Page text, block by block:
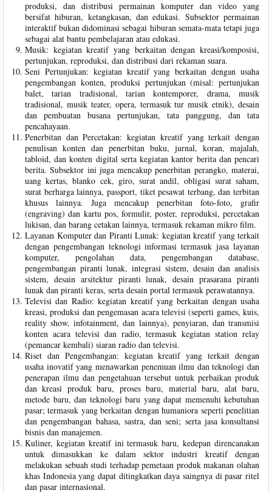
produksi, dan distribusi permainan komputer dan video yang
bersifat hiburan, ketangkasan, dan edukasi. Subsektor permainan
interaktif bukan didominasi sebagai hiburan semata-mata tetapi juga
sebagai alat bantu pembelajaran atau edukasi.
Musik: kegiatan kreatif yang berkaitan dengan kreasi/komposisi,
pertunjukan, reproduksi, dan distribusi dari rekaman suara.
Seni Pertunjukan: kegiatan kreatif yang berkaitan dengan usaha
pengembangan konten, produksi pertunjukan (misal: pertunjukan
balet, tarian tradisional, tarian kontemporer, drama, musik
tradisional, musik teater, opera, termasuk tur musik etnik), desain
dan pembuatan busana pertunjukan, tata panggung, dan tata
pencahayaan.
Penerbitan dan Percetakan: kegiatan kreatif yang terkait dengan
penulisan konten dan penerbitan buku, jurnal, koran, majalah,
tabloid, dan konten digital serta kegiatan kantor berita dan pencari
berita. Subsektor ini juga mencakup penerbitan perangko, materai,
uang kertas, blanko cek, giro, surat andil, obligasi surat saham,
surat berharga lainnya, passport, tiket pesawat terbang, dan terbitan
khusus lainnya. Juga mencakup penerbitan foto-foto, grafir
(engraving) dan kartu pos, formulir, poster, reproduksi, percetakan
lukisan, dan barang cetakan lainnya, termasuk rekaman mikro film.
Layanan Komputer dan Piranti Lunak: kegiatan kreatif yang terkait
dengan pengembangan teknologi informasi termasuk jasa layanan
komputer, pengolahan data, pengembangan database,
pengembangan piranti lunak, integrasi sistem, desain dan analisis
sistem, desain arsitektur piranti lunak, desain prasarana piranti
lunak dan piranti keras, serta desain portal termasuk perawatannya.
Televisi dan Radio: kegiatan kreatif yang berkaitan dengan usaha
kreasi, produksi dan pengemasan acara televisi (seperti games, kuis,
reality show, infotainment, dan lainnya), penyiaran, dan transmisi
konten acara televisi dan radio, termasuk kegiatan station relay
(pemancar kembali) siaran radio dan televisi.
Riset dan Pengembangan: kegiatan kreatif yang terkait dengan
usaha inovatif yang menawarkan penemuan ilmu dan teknologi dan
penerapan ilmu dan pengetahuan tersebut untuk perbaikan produk
dan kreasi produk baru, proses baru, material baru, alat baru,
metode baru, dan teknologi baru yang dapat memenuhi kebutuhan
pasar; termasuk yang berkaitan dengan humaniora seperti penelitian
dan pengembangan bahasa, sastra, dan seni; serta jasa konsultansi
bisnis dan manajemen.
Kuliner, kegiatan kreatif ini termasuk baru, kedepan direncanakan
untuk dimasukkan ke dalam sektor industri kreatif dengan
melakukan sebuah studi terhadap pemetaan produk makanan olahan
khas Indonesia yang dapat ditingkatkan daya saingnya di pasar ritel
dan pasar internasional.